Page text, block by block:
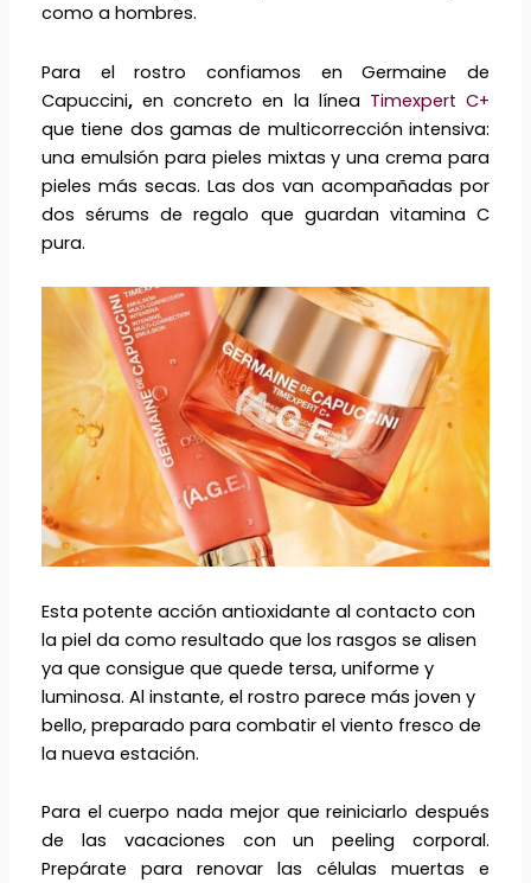
como a hombres.
Para el rostro confiamos en Germaine de
Capuccini, en concreto en la línea Timexpert C+
que tiene dos gamas de multicorrección intensiva:
una emulsión para pieles mixtas y una crema para
pieles más secas. Las dos van acompañadas por
dos sérums de regalo que guardan vitamina C
pura.
Esta potente acción antioxidante al contacto con
la piel da como resultado que los rasgos se alisen
ya que consigue que quede tersa, uniforme y
luminosa. Al instante, el rostro parece más joven y
bello, preparado para combatir el viento fresco de
la nueva estación.
Para el cuerpo nada mejor que reiniciarlo después
de las vacaciones con un peeling corporal.
Prepárate para renovar las células muertas e